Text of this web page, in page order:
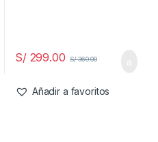
S/299.00 S/360.00
Añadir a favoritos